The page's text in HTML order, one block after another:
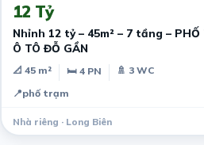
12 Tỷ
Nhỉnh 12 tỷ – 45m² – 7 tầng – PHỐ
Ô TÔ ĐỖ GẦN
📐 45 m² 🛏 4 PN
🚿 3 WC
📍phố trạm
Nhà riêng · Long Biên